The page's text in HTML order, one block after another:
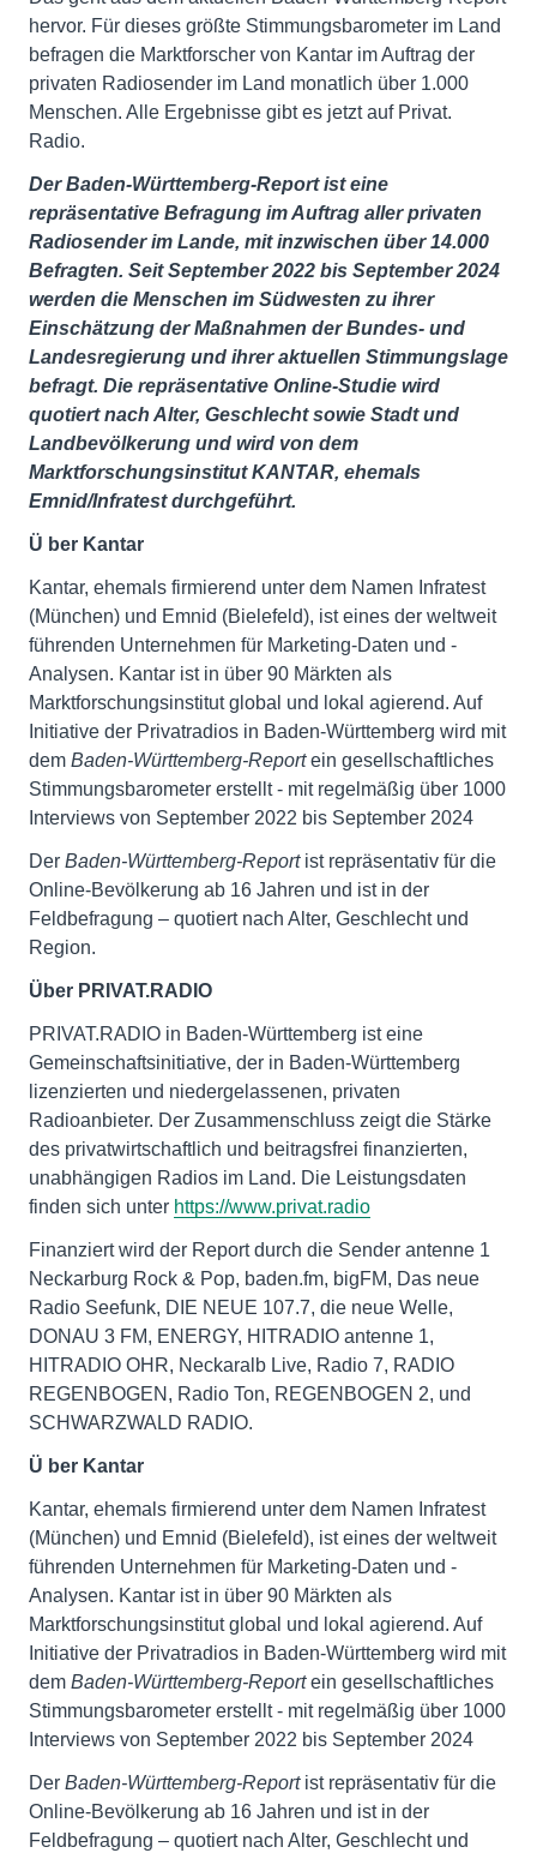
hervor. Für dieses größte Stimmungsbarometer im Land
befragen die Marktforscher von Kantar im Auftrag der
privaten Radiosender im Land monatlich über 1.000
Menschen. Alle Ergebnisse gibt es jetzt auf Privat.
Radio.
Der Baden-Württemberg-Report ist eine
repräsentative Befragung im Auftrag aller privaten
Radiosender im Lande, mit inzwischen über 14.000
Befragten. Seit September 2022 bis September 2024
werden die Menschen im Südwesten zu ihrer
Einschätzung der Maßnahmen der Bundes- und
Landesregierung und ihrer aktuellen Stimmungslage
befragt. Die repräsentative Online-Studie wird
quotiert nach Alter, Geschlecht sowie Stadt und
Landbevölkerung und wird von dem
Marktforschungsinstitut KANTAR, ehemals
Emnid/Infratest durchgeführt.
Ü ber Kantar
Kantar, ehemals firmierend unter dem Namen Infratest
(München) und Emnid (Bielefeld), ist eines der weltweit
führenden Unternehmen für Marketing-Daten und -
Analysen. Kantar ist in über 90 Märkten als
Marktforschungsinstitut global und lokal agierend. Auf
Initiative der Privatradios in Baden-Württemberg wird mit
dem Baden-Württemberg-Reportein gesellschaftliches
Stimmungsbarometer erstellt - mit regelmäßig über 1000
Interviews von September 2022 bis September 2024
Der Baden-Württemberg-Reportist repräsentativ für die
Online-Bevölkerung ab 16 Jahren und ist in der
Feldbefragung – quotiert nach Alter, Geschlecht und
Region.
Über PRIVAT.RADIO
PRIVAT.RADIO in Baden-Württemberg ist eine
Gemeinschaftsinitiative, der in Baden-Württemberg
lizenzierten und niedergelassenen, privaten
Radioanbieter. Der Zusammenschluss zeigt die Stärke
des privatwirtschaftlich und beitragsfrei finanzierten,
unabhängigen Radios im Land. Die Leistungsdaten
finden sich unter https://www.privat.radio
Finanziert wird der Report durch die Sender antenne 1
Neckarburg Rock & Pop, baden.fm, bigFM, Das neue
Radio Seefunk, DIE NEUE 107.7, die neue Welle,
DONAU 3 FM, ENERGY, HITRADIO antenne 1,
HITRADIO OHR, Neckaralb Live, Radio 7, RADIO
REGENBOGEN, Radio Ton, REGENBOGEN 2, und
SCHWARZWALD RADIO.
Ü ber Kantar
Kantar, ehemals firmierend unter dem Namen Infratest
(München) und Emnid (Bielefeld), ist eines der weltweit
führenden Unternehmen für Marketing-Daten und -
Analysen. Kantar ist in über 90 Märkten als
Marktforschungsinstitut global und lokal agierend. Auf
Initiative der Privatradios in Baden-Württemberg wird mit
dem Baden-Württemberg-Reportein gesellschaftliches
Stimmungsbarometer erstellt - mit regelmäßig über 1000
Interviews von September 2022 bis September 2024
Der Baden-Württemberg-Reportist repräsentativ für die
Online-Bevölkerung ab 16 Jahren und ist in der
Feldbefragung – quotiert nach Alter, Geschlecht und